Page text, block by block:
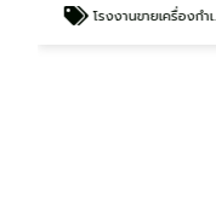
โรงงานขายเครื่องกำเนิดไฟฟ้าพร้อมอะไหล่